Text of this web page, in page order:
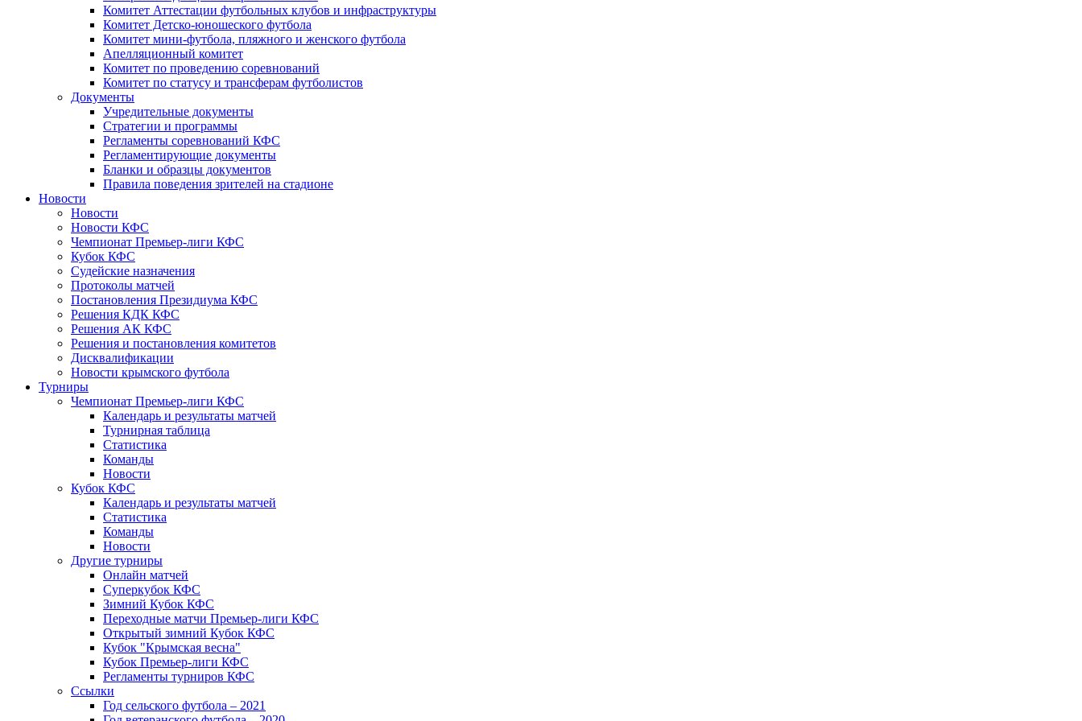
Комитет Аттестации футбольных клубов и инфраструктуры
Комитет Детско-юношеского футбола
Комитет мини-футбола, пляжного и женского футбола
Апелляционный комитет
Комитет по проведению соревнований
Комитет по статусу и трансферам футболистов
Документы
Учредительные документы
Стратегии и программы
Регламенты соревнований КФС
Регламентирующие документы
Бланки и образцы документов
Правила поведения зрителей на стадионе
Новости
Новости
Новости КФС
Чемпионат Премьер-лиги КФС
Кубок КФС
Судейские назначения
Протоколы матчей
Постановления Президиума КФС
Решения КДК КФС
Решения АК КФС
Решения и постановления комитетов
Дисквалификации
Новости крымского футбола
Турниры
Чемпионат Премьер-лиги КФС
Календарь и результаты матчей
Турнирная таблица
Статистика
Команды
Новости
Кубок КФС
Календарь и результаты матчей
Статистика
Команды
Новости
Другие турниры
Онлайн матчей
Суперкубок КФС
Зимний Кубок КФС
Переходные матчи Премьер-лиги КФС
Открытый зимний Кубок КФС
Кубок "Крымская весна"
Кубок Премьер-лиги КФС
Регламенты турниров КФС
Ссылки
Год сельского футбола – 2021